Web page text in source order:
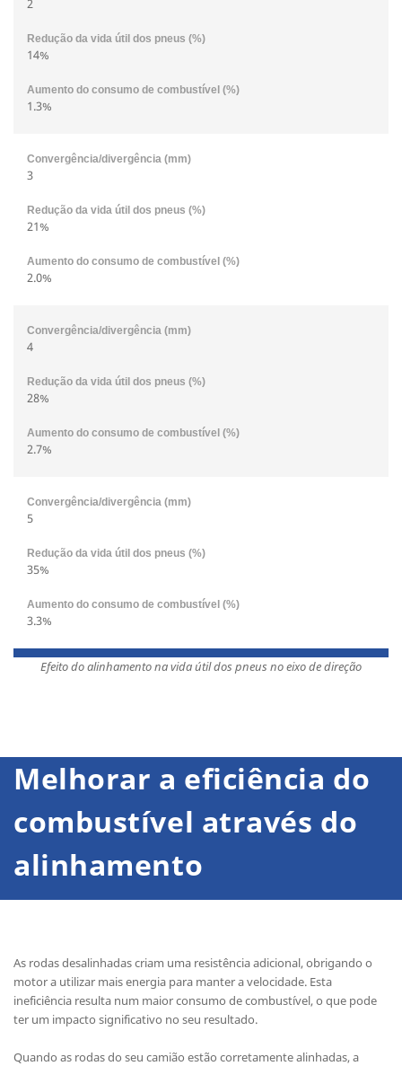
2
14%
1.3%
3
21%
2.0%
4
28%
2.7%
5
35%
3.3%
Efeito do alinhamento na vida útil dos pneus no eixo de direção
Melhorar a eficiência do
combustível através do
alinhamento
As rodas desalinhadas criam uma resistência adicional, obrigando o
motor a utilizar mais energia para manter a velocidade. Esta
ineficiência resulta num maior consumo de combustível, o que pode
ter um impacto significativo no seu resultado.
Quando as rodas do seu camião estão corretamente alinhadas, a